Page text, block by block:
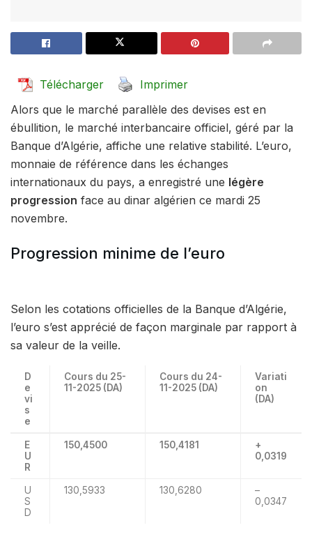
Télécharger
Imprimer
Alors que le marché parallèle des devises est en
ébullition, le marché interbancaire officiel, géré par la
Banque d’Algérie, affiche une relative stabilité. L’euro,
monnaie de référence dans les échanges
internationaux du pays, a enregistré une légère
progression face au dinar algérien ce mardi 25
novembre.
Progression minime de l’euro
Selon les cotations officielles de la Banque d’Algérie,
l’euro s’est apprécié de façon marginale par rapport à
sa valeur de la veille.
D
e
vi
s
e
Cours du 25-
11-2025 (DA)
Cours du 24-
11-2025 (DA)
Variati
on
(DA)
E
U
R
150,4500 150,4181
+
0,0319
U
S
D
130,5933 130,6280
–
0,0347